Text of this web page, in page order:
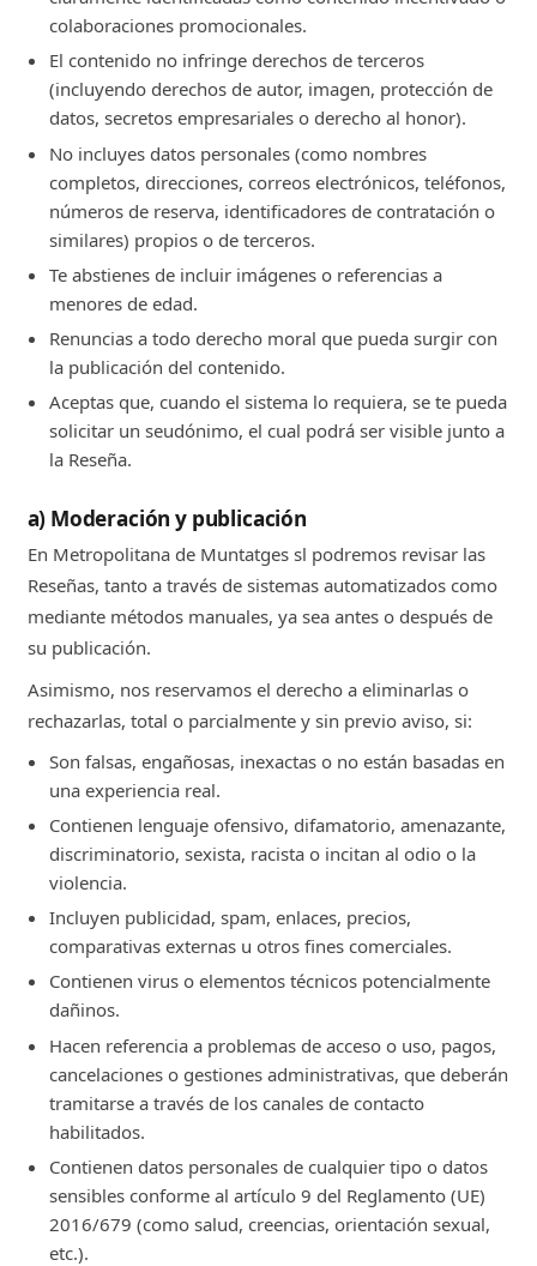
colaboraciones promocionales.
El contenido no infringe derechos de terceros
(incluyendo derechos de autor, imagen, protección de
datos, secretos empresariales o derecho al honor).
No incluyes datos personales (como nombres
completos, direcciones, correos electrónicos, teléfonos,
números de reserva, identificadores de contratación o
similares) propios o de terceros.
Te abstienes de incluir imágenes o referencias a
menores de edad.
Renuncias a todo derecho moral que pueda surgir con
la publicación del contenido.
Aceptas que, cuando el sistema lo requiera, se te pueda
solicitar un seudónimo, el cual podrá ser visible junto a
la Reseña.
a) Moderación y publicación
En Metropolitana de Muntatges sl podremos revisar las
Reseñas, tanto a través de sistemas automatizados como
mediante métodos manuales, ya sea antes o después de
su publicación.
Asimismo, nos reservamos el derecho a eliminarlas o
rechazarlas, total o parcialmente y sin previo aviso, si:
Son falsas, engañosas, inexactas o no están basadas en
una experiencia real.
Contienen lenguaje ofensivo, difamatorio, amenazante,
discriminatorio, sexista, racista o incitan al odio o la
violencia.
Incluyen publicidad, spam, enlaces, precios,
comparativas externas u otros fines comerciales.
Contienen virus o elementos técnicos potencialmente
dañinos.
Hacen referencia a problemas de acceso o uso, pagos,
cancelaciones o gestiones administrativas, que deberán
tramitarse a través de los canales de contacto
habilitados.
Contienen datos personales de cualquier tipo o datos
sensibles conforme al artículo 9 del Reglamento (UE)
2016/679 (como salud, creencias, orientación sexual,
etc.).